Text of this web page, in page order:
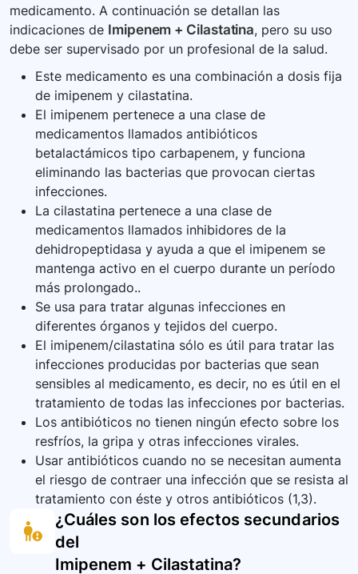
como informar a todos sus médicos sobre el uso
de imipenem/cilastatina.
medicamento. A continuación se detallan las
indicaciones de Imipenem + Cilastatina, pero su uso
debe ser supervisado por un profesional de la salud.
Este medicamento es una combinación a dosis fija
de imipenem y cilastatina.
El imipenem pertenece a una clase de
medicamentos llamados antibióticos
betalactámicos tipo carbapenem, y funciona
eliminando las bacterias que provocan ciertas
infecciones.
La cilastatina pertenece a una clase de
medicamentos llamados inhibidores de la
dehidropeptidasa y ayuda a que el imipenem se
mantenga activo en el cuerpo durante un período
más prolongado..
Se usa para tratar algunas infecciones en
diferentes órganos y tejidos del cuerpo.
El imipenem/cilastatina sólo es útil para tratar las
infecciones producidas por bacterias que sean
sensibles al medicamento, es decir, no es útil en el
tratamiento de todas las infecciones por bacterias.
Los antibióticos no tienen ningún efecto sobre los
resfríos, la gripa y otras infecciones virales.
Usar antibióticos cuando no se necesitan aumenta
el riesgo de contraer una infección que se resista al
tratamiento con éste y otros antibióticos (1,3).
¿Cuáles son los efectos secundarios
del
Imipenem + Cilastatina?